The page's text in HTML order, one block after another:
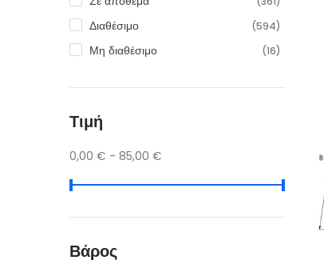
Διαθέσιμο (594)
Μη διαθέσιμο (16)
Τιμή
0,00 € - 85,00 €
Βάρος